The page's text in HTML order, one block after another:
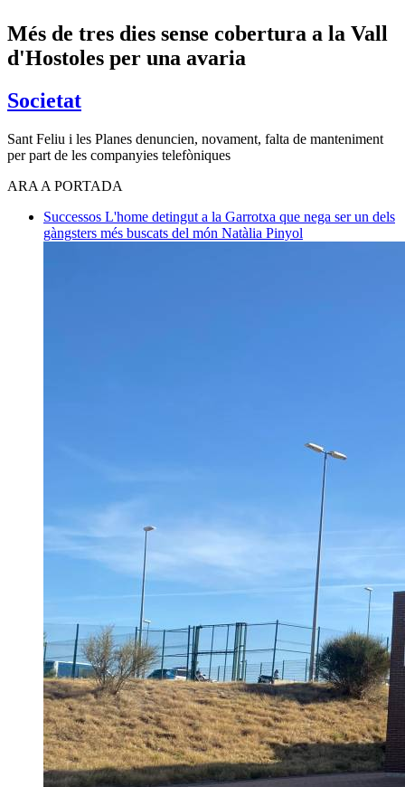
​Més de tres dies sense cobertura a la Vall
d'Hostoles per una avaria
Societat
Sant Feliu i les Planes denuncien, novament, falta de manteniment
per part de les companyies telefòniques
ARA A PORTADA
Successos L'home detingut a la Garrotxa que nega ser un dels
gàngsters més buscats del món Natàlia Pinyol